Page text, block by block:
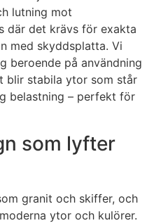
lutning mot
där det krävs för exakta
med skyddsplatta. Vi
beroende på användning
blir stabila ytor som står
belastning – perfekt för
som lyfter
granit och skiffer, och
ytor och kulörer.